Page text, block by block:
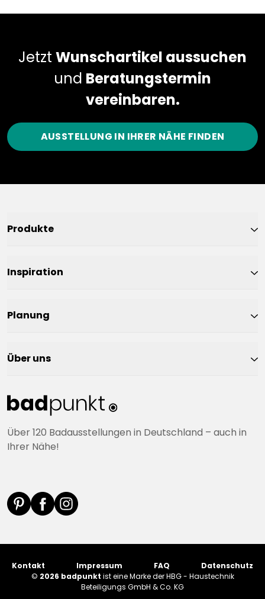
Jetzt Wunschartikel aussuchen
und Beratungstermin
vereinbaren.
AUSSTELLUNG IN IHRER NÄHE FINDEN
Über 120 Badausstellungen in Deutschland – auch in
Ihrer Nähe!
Produkte
Inspiration
Planung
Über uns
© 2026 badpunkt ist eine Marke der HBG - Haustechnik
Beteiligungs GmbH & Co. KG
Kontakt Impressum FAQ Datenschutz